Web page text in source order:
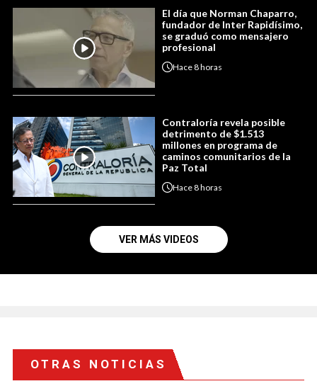
El día que Norman Chaparro,
fundador de Inter Rapidísimo,
se graduó como mensajero
profesional
Hace8 horas
Contraloría revela posible
detrimento de $1.513
millones en programa de
caminos comunitarios de la
Paz Total
Hace8 horas
VER MÁS VIDEOS
OTRAS NOTICIAS